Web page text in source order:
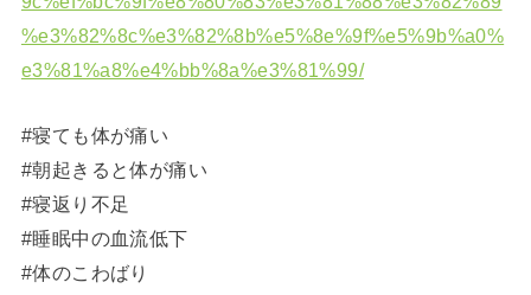
%e3%82%8c%e3%82%8b%e5%8e%9f%e5%9b%a0%
e3%81%a8%e4%bb%8a%e3%81%99/
#寝ても体が痛い
#朝起きると体が痛い
#寝返り不足
#睡眠中の血流低下
#体のこわばり